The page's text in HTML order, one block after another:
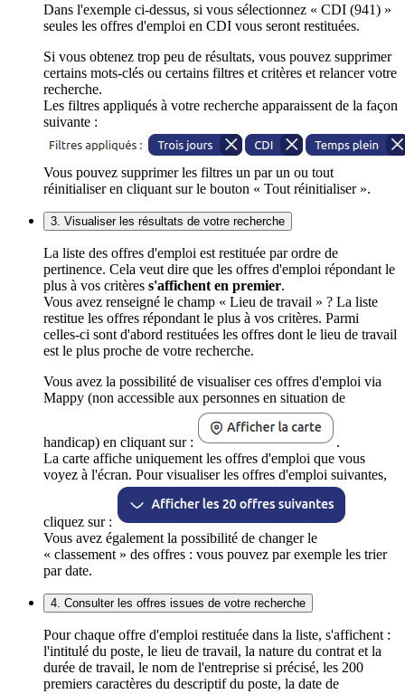
Dans l'exemple ci-dessus, si vous sélectionnez « CDI (941) »
seules les offres d'emploi en CDI vous seront restituées.
Si vous obtenez trop peu de résultats, vous pouvez supprimer
certains mots-clés ou certains filtres et critères et relancer votre
recherche.
Les filtres appliqués à votre recherche apparaissent de la façon
suivante :
Vous pouvez supprimer les filtres un par un ou tout
réinitialiser en cliquant sur le bouton « Tout réinitialiser ».
3. Visualiser les résultats de votre recherche
La liste des offres d'emploi est restituée par ordre de
pertinence. Cela veut dire que les offres d'emploi répondant le
plus à vos critères s'affichent en premier.
Vous avez renseigné le champ « Lieu de travail » ? La liste
restitue les offres répondant le plus à vos critères. Parmi
celles-ci sont d'abord restituées les offres dont le lieu de travail
est le plus proche de votre recherche.
Vous avez la possibilité de visualiser ces offres d'emploi via
Mappy (non accessible aux personnes en situation de
handicap) en cliquant sur :
.
La carte affiche uniquement les offres d'emploi que vous
voyez à l'écran. Pour visualiser les offres d'emploi suivantes,
cliquez sur :
Vous avez également la possibilité de changer le
« classement » des offres : vous pouvez par exemple les trier
par date.
4. Consulter les offres issues de votre recherche
Pour chaque offre d'emploi restituée dans la liste, s'affichent :
l'intitulé du poste, le lieu de travail, la nature du contrat et la
durée de travail, le nom de l'entreprise si précisé, les 200
premiers caractères du descriptif du poste, la date de